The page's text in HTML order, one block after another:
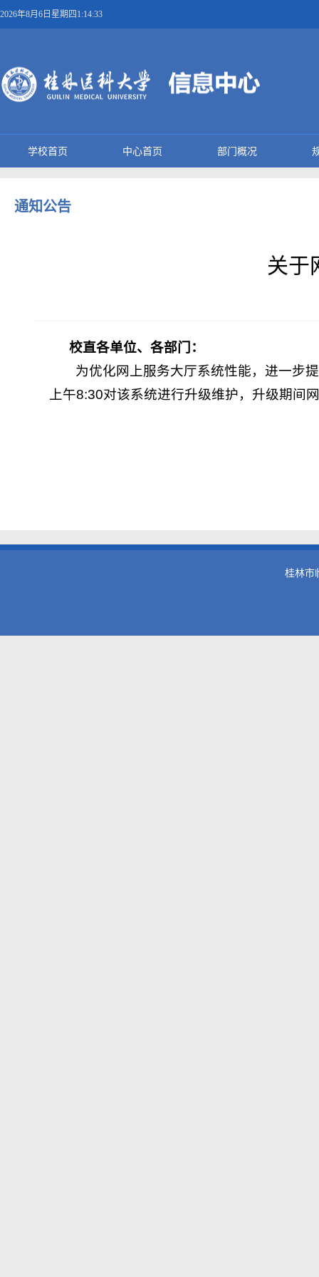
2026年8月6日星期四1:14:33
学校首页 中心首页 部门概况
通知公告
关于
校直各单位、各部门：
为优化网上服务大厅系统性能，进一步
上午8:30对该系统进行升级维护，升级期间
桂林市